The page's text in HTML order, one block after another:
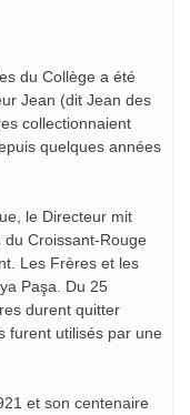
du Collège a été
Jean (dit Jean des
collectionnaient
quelques années
le Directeur mit
du Croissant-Rouge
Les Frères et les
Paşa. Du 25
durent quitter
furent utilisés par une
et son centenaire